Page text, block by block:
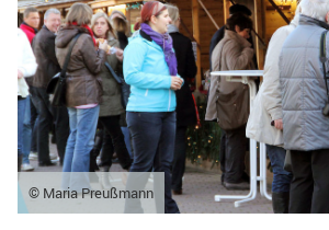
© Maria Preußmann